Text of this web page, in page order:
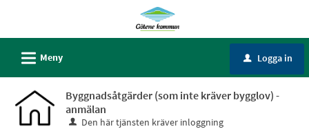
Självservice
Götene
kommun
L Meny u Logga in
Byggnadsåtgärder (som inte kräver bygglov) -
anmälan
Den här tjänsten kräver inloggning